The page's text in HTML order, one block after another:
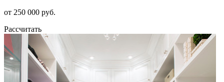
от 250 000 руб.
Рассчитать